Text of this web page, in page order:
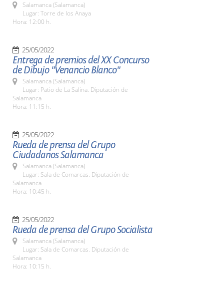
Salamanca (Salamanca)
Lugar: Torre de los Anaya
Hora: 12:00 h.
25/05/2022
Entrega de premios del XX Concurso
de Dibujo "Venancio Blanco"
Salamanca (Salamanca)
Lugar: Patio de La Salina. Diputación de
Salamanca
Hora: 11:15 h.
25/05/2022
Rueda de prensa del Grupo
Ciudadanos Salamanca
Salamanca (Salamanca)
Lugar: Sala de Comarcas. Diputación de
Salamanca
Hora: 10:45 h.
25/05/2022
Rueda de prensa del Grupo Socialista
Salamanca (Salamanca)
Lugar: Sala de Comarcas. Diputación de
Salamanca
Hora: 10:15 h.